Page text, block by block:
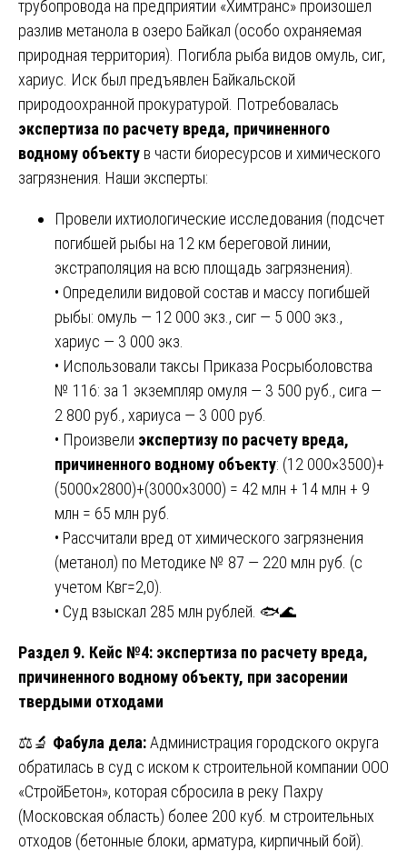
трубопровода на предприятии «Химтранс» произошел
разлив метанола в озеро Байкал (особо охраняемая
природная территория). Погибла рыба видов омуль, сиг,
хариус. Иск был предъявлен Байкальской
природоохранной прокуратурой. Потребовалась
экспертиза по расчету вреда, причиненного
водному объекту в части биоресурсов и химического
загрязнения. Наши эксперты:
Провели ихтиологические исследования (подсчет
погибшей рыбы на 12 км береговой линии,
экстраполяция на всю площадь загрязнения).
• Определили видовой состав и массу погибшей
рыбы: омуль — 12 000 экз., сиг — 5 000 экз.,
хариус — 3 000 экз.
• Использовали таксы Приказа Росрыболовства
№ 116: за 1 экземпляр омуля — 3 500 руб., сига —
2 800 руб., хариуса — 3 000 руб.
• Произвели экспертизу по расчету вреда,
причиненного водному объекту: (12 000×3500)+
(5000×2800)+(3000×3000) = 42 млн + 14 млн + 9
млн = 65 млн руб.
• Рассчитали вред от химического загрязнения
(метанол) по Методике № 87 — 220 млн руб. (с
учетом Квг=2,0).
• Суд взыскал 285 млн рублей. 🐟🌊
Раздел 9. Кейс №4: экспертиза по расчету вреда,
причиненного водному объекту, при засорении
твердыми отходами
⚖️🔬 Фабула дела:Администрация городского округа
обратилась в суд с иском к строительной компании ООО
«СтройБетон», которая сбросила в реку Пахру
(Московская область) более 200 куб. м строительных
отходов (бетонные блоки, арматура, кирпичный бой).